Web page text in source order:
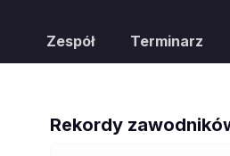
Zespół Terminarz
Rekordy